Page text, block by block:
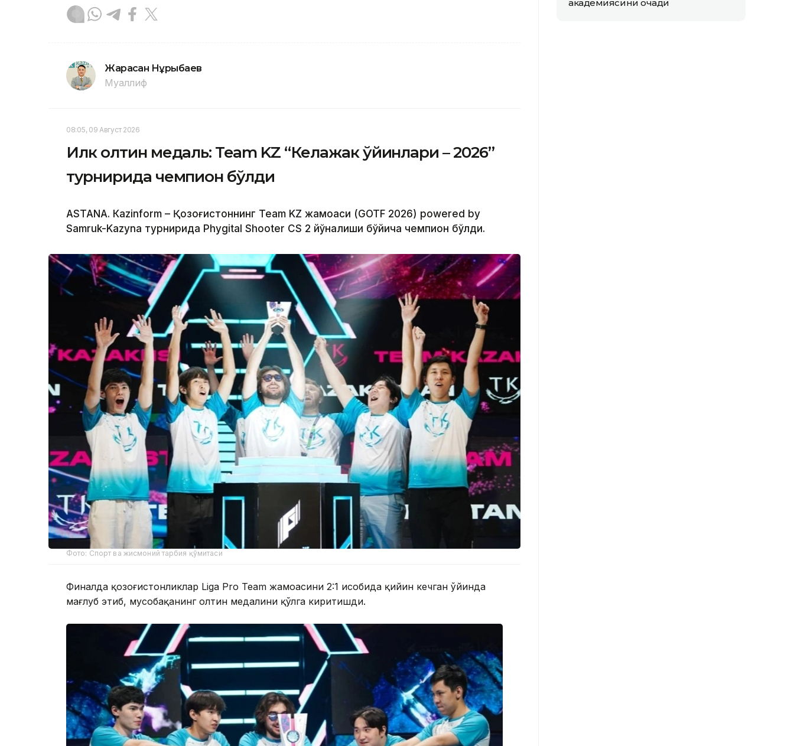
Жарасқан Нұрыбаев
Муаллиф
08:05, 09 Август 2026
Илк олтин медаль: Team KZ “Келажак ўйинлари – 2026”
турнирида чемпион бўлди
ASTANА. Кazinform – Қозоғистоннинг Team KZ жамоаси (GOTF 2026) powered by
Samruk-Kazyna турнирида Phygital Shooter CS 2 йўналиши бўйича чемпион бўлди.
Фото: Спорт ва жисмоний тарбия қўмитаси
Финалда қозоғистонликлар Liga Pro Team жамоасини 2:1 ҳисобида қийин кечган ўйинда
мағлуб этиб, мусобақанинг олтин медалини қўлга киритишди.
академиясини очади